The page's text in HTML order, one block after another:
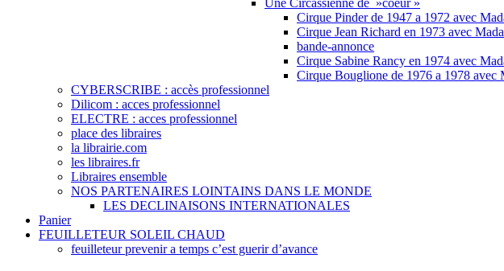
Une Circassienne de »coeur »
Cirque Pinder de 1947 a 1972 avec
Cirque Jean Richard en 1973 avec
bande-annonce
Cirque Sabine Rancy en 1974 avec
Cirque Bouglione de 1976 a 1978 avec
CYBERSCRIBE : accès professionnel
Dilicom : acces professionnel
ELECTRE : acces professionnel
place des libraires
la librairie.com
les libraires.fr
Libraires ensemble
NOS PARTENAIRES LOINTAINS DANS LE MONDE
LES DECLINAISONS INTERNATIONALES
Panier
FEUILLETEUR SOLEIL CHAUD
feuilleteur prevenir a temps c’est guerir d’avance